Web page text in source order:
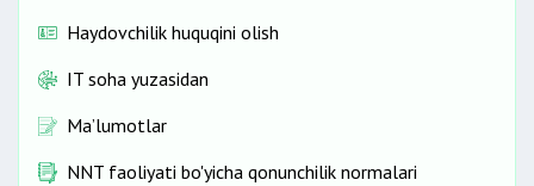
Haydovchilik huquqini olish
IT soha yuzasidan
Ma’lumotlar
NNT faoliyati bo'yicha qonunchilik normalari